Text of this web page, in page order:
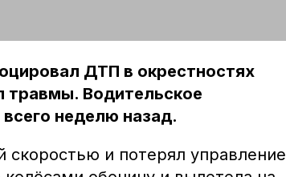
ДТП в окрестностях
травмы. Водительское
неделю назад.
скоростью и потерял управление